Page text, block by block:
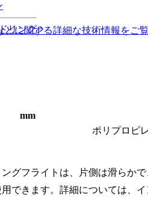
に関する詳細な技術情報をご
リング
mm
ポリプロピ
グフライトは、片側は滑らか
できます。詳細については、